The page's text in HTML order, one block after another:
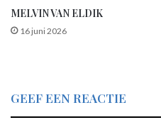
MELVIN VAN ELDIK
16 juni 2026
GEEF EEN REACTIE